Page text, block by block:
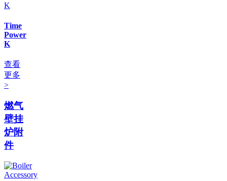
Time
Power
K
查看
更多
>
燃气
壁挂
炉附
件